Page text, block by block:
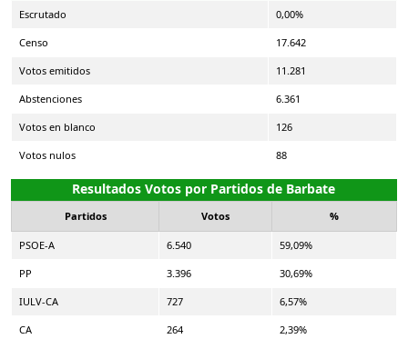
Escrutado 0,00%
Censo 17.642
Votos emitidos 11.281
Abstenciones 6.361
Votos en blanco 126
Votos nulos 88
Resultados Votos por Partidos de Barbate
Partidos Votos %
PSOE-A 6.540 59,09%
PP 3.396 30,69%
IULV-CA 727 6,57%
CA 264 2,39%